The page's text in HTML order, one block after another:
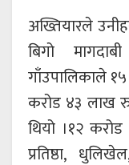
अख्तियारले
बिगो
गाँउपालिकाले
करोड ४३ लाख
थियो ।१२
प्रतिष्ठा,